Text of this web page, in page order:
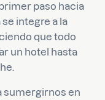
paso hacia
integre a la
que todo
un hotel hasta
sumergirnos en